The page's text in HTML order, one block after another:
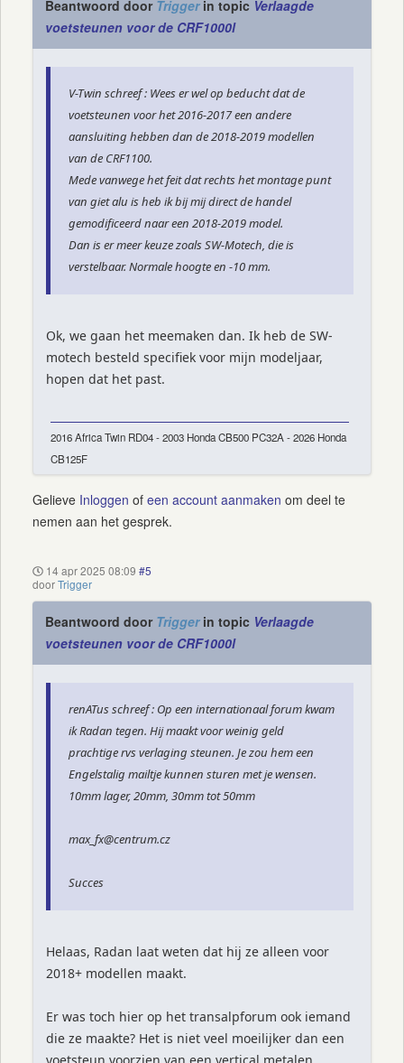
Beantwoord door Triggerin topic Verlaagde
voetsteunen voor de CRF1000l
V-Twin schreef : Wees er wel op beducht dat de
voetsteunen voor het 2016-2017 een andere
aansluiting hebben dan de 2018-2019 modellen
van de CRF1100.
Mede vanwege het feit dat rechts het montage punt
van giet alu is heb ik bij mij direct de handel
gemodificeerd naar een 2018-2019 model.
Dan is er meer keuze zoals SW-Motech, die is
verstelbaar. Normale hoogte en -10 mm.
Ok, we gaan het meemaken dan. Ik heb de SW-
motech besteld specifiek voor mijn modeljaar,
hopen dat het past.
2016 Africa Twin RD04 - 2003 Honda CB500 PC32A - 2026 Honda
CB125F
Gelieve Inloggen of een account aanmaken om deel te
nemen aan het gesprek.
14 apr 2025 08:09 #5
doorTrigger
Beantwoord door Triggerin topic Verlaagde
voetsteunen voor de CRF1000l
renATus schreef : Op een internationaal forum kwam
ik Radan tegen. Hij maakt voor weinig geld
prachtige rvs verlaging steunen. Je zou hem een
Engelstalig mailtje kunnen sturen met je wensen.
10mm lager, 20mm, 30mm tot 50mm
max_fx@centrum.cz
Succes
Helaas, Radan laat weten dat hij ze alleen voor
2018+ modellen maakt.
Er was toch hier op het transalpforum ook iemand
die ze maakte? Het is niet veel moeilijker dan een